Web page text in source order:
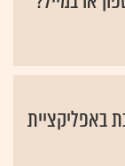
באפליקציית